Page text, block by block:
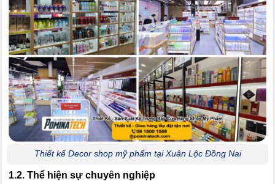
Thiết kế Decor shop mỹ phẩm tại Xuân Lộc Đồng Nai
1.2. Thể hiện sự chuyên nghiệp